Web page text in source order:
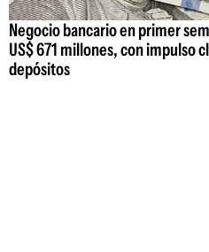
Negocio bancario en primer
US$ 671 millones, con impulso
depósitos